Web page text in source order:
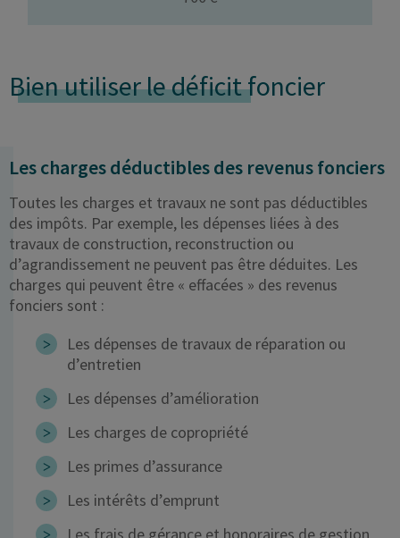
Bien utiliser le déficitfoncier
Les charges déductibles des revenus fonciers
Toutes les charges et travaux ne sont pas déductibles
des impôts. Par exemple, les dépenses liées à des
travaux de construction, reconstruction ou
d’agrandissement ne peuvent pas être déduites. Les
charges qui peuvent être « effacées » des revenus
fonciers sont :
Les dépenses de travaux de réparation ou
d’entretien
Les dépenses d’amélioration
Les charges de copropriété
Les primes d’assurance
Les intérêts d’emprunt